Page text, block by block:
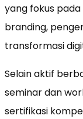
yang fokus
branding,
transformasi
Selain aktif
seminar dan
sertifikasi